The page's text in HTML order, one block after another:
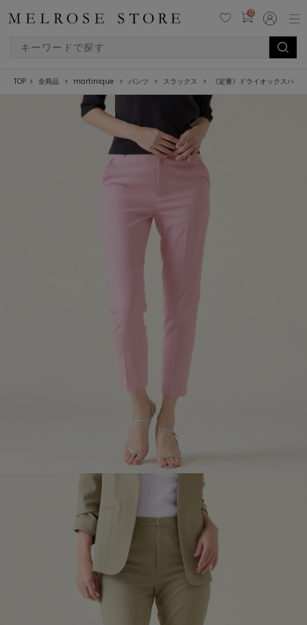
0
TOP 全商品 martinique パンツ スラックス 《定番》ドライオックスパン